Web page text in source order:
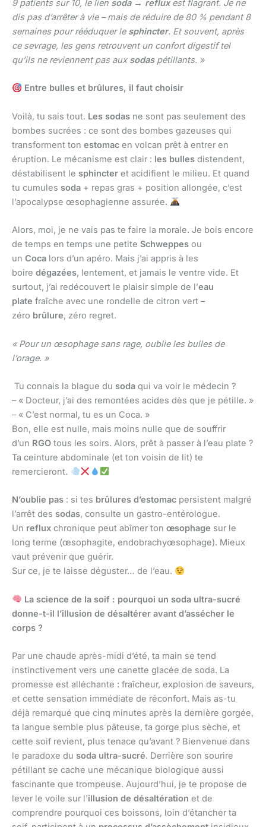
9 patients sur 10, le lien soda→ refluxest flagrant. Je ne
dis pas d’arrêter à vie – mais de réduire de 80 % pendant 8
semaines pour rééduquer le sphincter. Et souvent, après
ce sevrage, les gens retrouvent un confort digestif tel
qu’ils ne reviennent pas aux sodaspétillants. »
Entre bulles et brûlures, il faut choisir
Voilà, tu sais tout. Les sodas ne sont pas seulement des
bombes sucrées : ce sont des bombes gazeuses qui
transforment ton estomac en volcan prêt à entrer en
éruption. Le mécanisme est clair : les bulles distendent,
déstabilisent le sphincter et acidifient le milieu. Et quand
tu cumules soda + repas gras + position allongée, c’est
l’apocalypse œsophagienne assurée.
Alors, moi, je ne vais pas te faire la morale. Je bois encore
de temps en temps une petite Schweppes ou
un Coca lors d’un apéro. Mais j’ai appris à les
boire dégazées, lentement, et jamais le ventre vide. Et
surtout, j’ai redécouvert le plaisir simple de l’eau
plate fraîche avec une rondelle de citron vert –
zéro brûlure, zéro regret.
« Pour un œsophage sans rage, oublie les bulles de
l’orage. »
Tu connais la blague du soda qui va voir le médecin ?
– « Docteur, j’ai des remontées acides dès que je pétille. »
– « C’est normal, tu es un Coca. »
Bon, elle est nulle, mais moins nulle que de souffrir
d’un RGO tous les soirs. Alors, prêt à passer à l’eau plate ?
Ta ceinture abdominale (et ton voisin de lit) te
remercieront.
N’oublie pas : si tes brûlures d’estomac persistent malgré
l’arrêt des sodas, consulte un gastro-entérologue.
Un reflux chronique peut abîmer ton œsophage sur le
long terme (œsophagite, endobrachyœsophage). Mieux
vaut prévenir que guérir.
Sur ce, je te laisse déguster… de l’eau.
La science de la soif : pourquoi un soda ultra-sucré
donne-t-il l’illusion de désaltérer avant d’assécher le
corps ?
Par une chaude après-midi d’été, ta main se tend
instinctivement vers une canette glacée de soda. La
promesse est alléchante : fraîcheur, explosion de saveurs,
et cette sensation immédiate de réconfort. Mais as-tu
déjà remarqué que cinq minutes après la dernière gorgée,
ta langue semble plus pâteuse, ta gorge plus sèche, et
cette soif revient, plus tenace qu’avant ? Bienvenue dans
le paradoxe du soda ultra-sucré. Derrière son sourire
pétillant se cache une mécanique biologique aussi
fascinante que trompeuse. Aujourd’hui, je te propose de
lever le voile sur l’illusion de désaltération et de
comprendre pourquoi ces boissons, loin d’étancher ta